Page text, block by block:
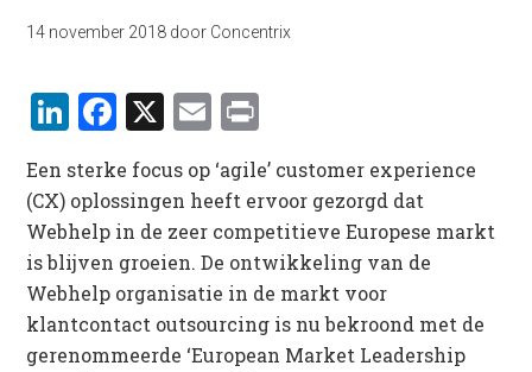
14 november 2018 door Concentrix
LinkedIn
Facebook
X Email
Een sterke focus op ‘agile’ customer experience
(CX) oplossingen heeft ervoor gezorgd dat
Webhelp in de zeer competitieve Europese markt
is blijven groeien. De ontwikkeling van de
Webhelp organisatie in de markt voor
klantcontact outsourcing is nu bekroond met de
gerenommeerde ‘European Market Leadership